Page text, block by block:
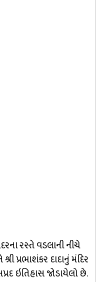
રસ્તે વડલાની નીચે
શ્રી પ્રભાશંકર દાદાનું મંદિર
ઇતિહાસ જોડાયેલો છે.